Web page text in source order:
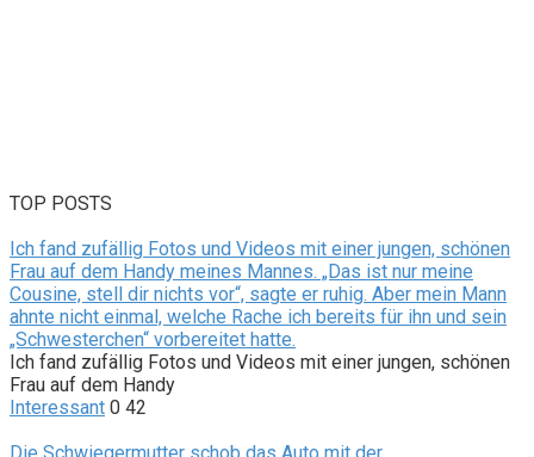
TOP POSTS
Ich fand zufällig Fotos und Videos mit einer jungen, schönen
Frau auf dem Handy meines Mannes. „Das ist nur meine
Cousine, stell dir nichts vor“, sagte er ruhig. Aber mein Mann
ahnte nicht einmal, welche Rache ich bereits für ihn und sein
„Schwesterchen“ vorbereitet hatte.
Ich fand zufällig Fotos und Videos mit einer jungen, schönen
Frau auf dem Handy
Interessant 0 42